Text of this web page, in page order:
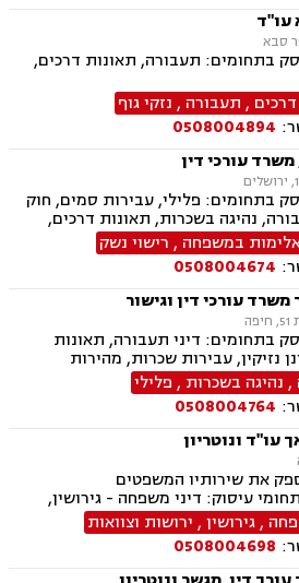
עו"ד
בתחומים: תעבורה, תאונות דרכים,
, תעבורה , נזקי גוף
0508004894
עורכי דין
בתחומים: פלילי, עבירות סמים, חוק
נהיגה בשכרות, תאונות דרכים,
מנהלית ושלילת רישיון נהיגה, ייצוג
במשפחה, ועדת שחרורים, מחיקת
רישוי נשק, המכון הרפואי לבטיחות
במשפחה , רישוי נשק
0508004674
משרד עורכי דין וגישור
בתחומים: דיני תעבורה, תאונות
נזיקין, עבירות שכרות, מהירות
פגע וברח, פלילים
, נהיגה בשכרות , פלילי
0508004764
עו"ד ונוטריון
את שירותיו המשפטים
עיסוק: דיני משפחה - גירושין,
מזונות, יפוי כח מתמשך, הסכמי
בציבור, אפוטרופסות. תעבורה - נהיגה
דרכים, המכון הרפואי לבטיחות
רישיון נהיגה. נוטריון. מקרקעין.
,גירושין, ירושות וצוואות
0508004698